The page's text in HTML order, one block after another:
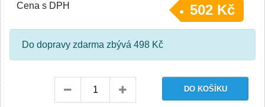
Cena s DPH 502 Kč
Do dopravy zdarma zbývá 498 Kč